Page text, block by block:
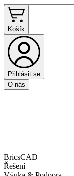
Košík
Přihlásit se
O nás
BricsCAD
Řešení